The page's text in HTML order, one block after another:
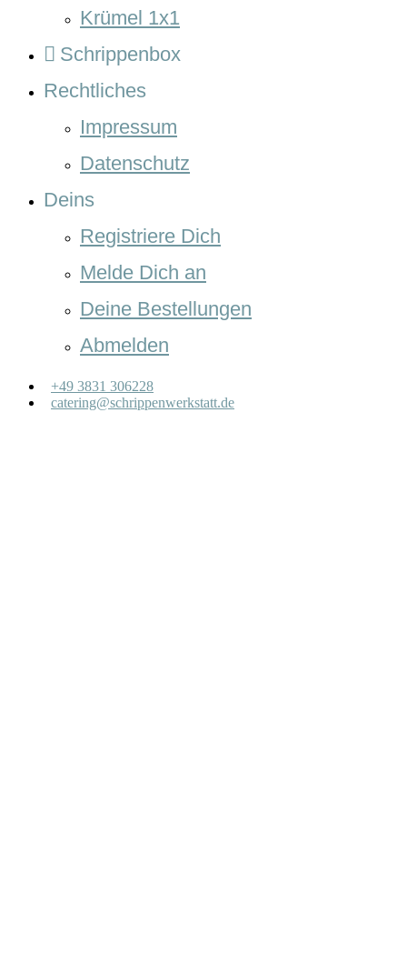
Krümel 1x1
Schrippenbox
Rechtliches
Impressum
Datenschutz
Deins
Registriere Dich
Melde Dich an
Deine Bestellungen
Abmelden
+49 3831 306228
catering@schrippenwerkstatt.de